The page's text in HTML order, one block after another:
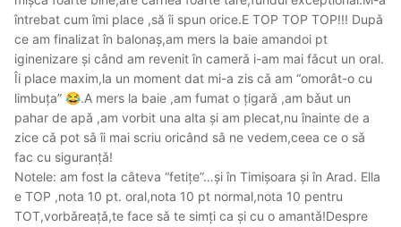
întrebat cum îmi place ,să îi spun orice.E TOP TOP TOP!!! Dupǎ
ce am finalizat în balonaş,am mers la baie amandoi pt
iginenizare şi când am revenit în camerǎ i-am mai fǎcut un oral.
Îi place maxim,la un moment dat mi-a zis cǎ am “omorât-o cu
limbuța” 😂.A mers la baie ,am fumat o țigarǎ ,am bǎut un
pahar de apǎ ,am vorbit una alta şi am plecat,nu înainte de a
zice cǎ pot sǎ îi mai scriu oricând sǎ ne vedem,ceea ce o sǎ
fac cu siguranțǎ!
Notele: am fost la câteva “fetițe”…şi în Timişoara şi în Arad. Ella
e TOP ,nota 10 pt. oral,nota 10 pt normal,nota 10 pentru
TOT,vorbǎreațǎ,te face sǎ te simți ca şi cu o amantǎ!Despre